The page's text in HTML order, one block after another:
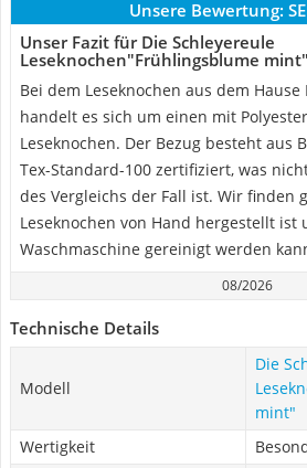
Unsere Bewertung:
Unser Fazit für Die Schleyereule
Leseknochen"Frühlingsblume
Bei dem Leseknochen aus dem
handelt es sich um einen mit
Leseknochen. Der Bezug besteht aus
Tex-Standard-100 zertifiziert, was
des Vergleichs der Fall ist. Wir finden
Leseknochen von Hand hergestellt ist
Waschmaschine gereinigt werden
08/2026
Technische Details
Modell
Die
mint"
Wertigkeit